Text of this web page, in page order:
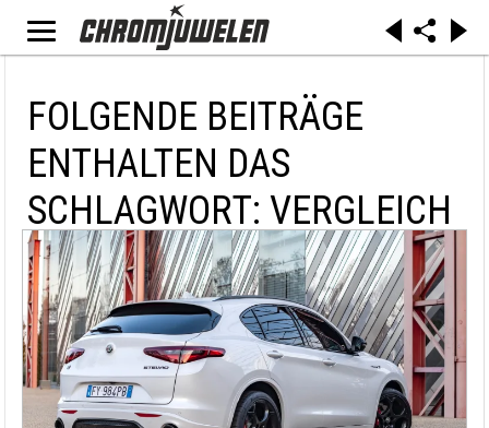
FOLGENDE BEITRÄGE
ENTHALTEN DAS
SCHLAGWORT: VERGLEICH